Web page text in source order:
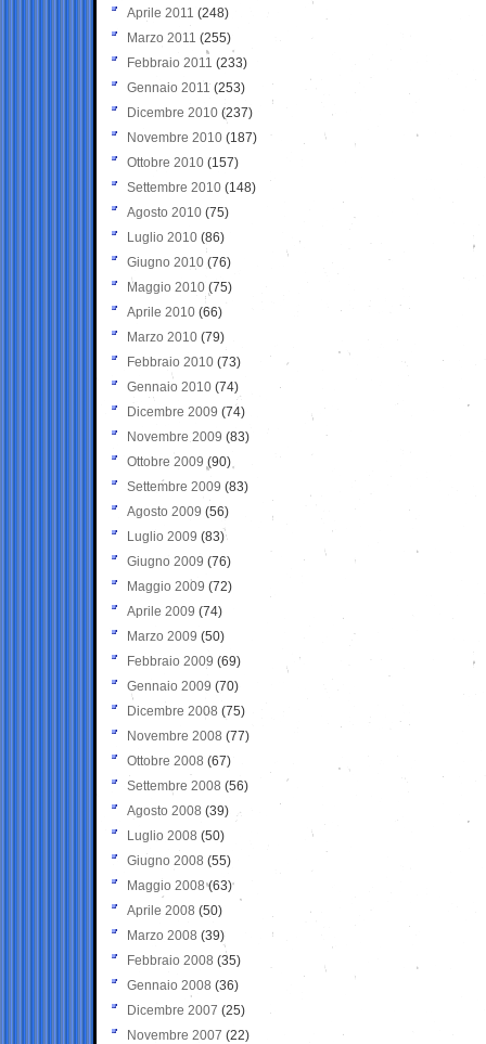
Aprile 2011 (248)
Marzo 2011 (255)
Febbraio 2011 (233)
Gennaio 2011 (253)
Dicembre 2010 (237)
Novembre 2010 (187)
Ottobre 2010 (157)
Settembre 2010 (148)
Agosto 2010 (75)
Luglio 2010 (86)
Giugno 2010 (76)
Maggio 2010 (75)
Aprile 2010 (66)
Marzo 2010 (79)
Febbraio 2010 (73)
Gennaio 2010 (74)
Dicembre 2009 (74)
Novembre 2009 (83)
Ottobre 2009 (90)
Settembre 2009 (83)
Agosto 2009 (56)
Luglio 2009 (83)
Giugno 2009 (76)
Maggio 2009 (72)
Aprile 2009 (74)
Marzo 2009 (50)
Febbraio 2009 (69)
Gennaio 2009 (70)
Dicembre 2008 (75)
Novembre 2008 (77)
Ottobre 2008 (67)
Settembre 2008 (56)
Agosto 2008 (39)
Luglio 2008 (50)
Giugno 2008 (55)
Maggio 2008(63)
Aprile 2008 (50)
Marzo 2008 (39)
Febbraio 2008 (35)
Gennaio 2008 (36)
Dicembre 2007 (25)
Novembre 2007 (22)